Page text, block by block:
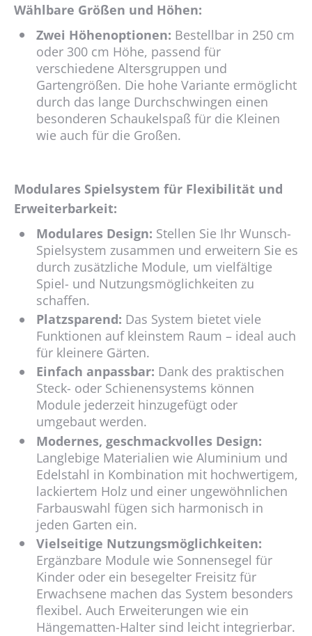
Wählbare Größen und Höhen:
Zwei Höhenoptionen: Bestellbar in 250 cm
oder 300 cm Höhe, passend für
verschiedene Altersgruppen und
Gartengrößen. Die hohe Variante ermöglicht
durch das lange Durchschwingen einen
besonderen Schaukelspaß für die Kleinen
wie auch für die Großen.
Modulares Spielsystem für Flexibilität und
Erweiterbarkeit:
Modulares Design: Stellen Sie Ihr Wunsch-
Spielsystem zusammen und erweitern Sie es
durch zusätzliche Module, um vielfältige
Spiel- und Nutzungsmöglichkeiten zu
schaffen.
Platzsparend: Das System bietet viele
Funktionen auf kleinstem Raum – ideal auch
für kleinere Gärten.
Einfach anpassbar: Dank des praktischen
Steck- oder Schienensystems können
Module jederzeit hinzugefügt oder
umgebaut werden.
Modernes, geschmackvolles Design:
Langlebige Materialien wie Aluminium und
Edelstahl in Kombination mit hochwertigem,
lackiertem Holz und einer ungewöhnlichen
Farbauswahl fügen sich harmonisch in
jeden Garten ein.
Vielseitige Nutzungsmöglichkeiten:
Ergänzbare Module wie Sonnensegel für
Kinder oder ein besegelter Freisitz für
Erwachsene machen das System besonders
flexibel. Auch Erweiterungen wie ein
Hängematten-Halter sind leicht integrierbar.